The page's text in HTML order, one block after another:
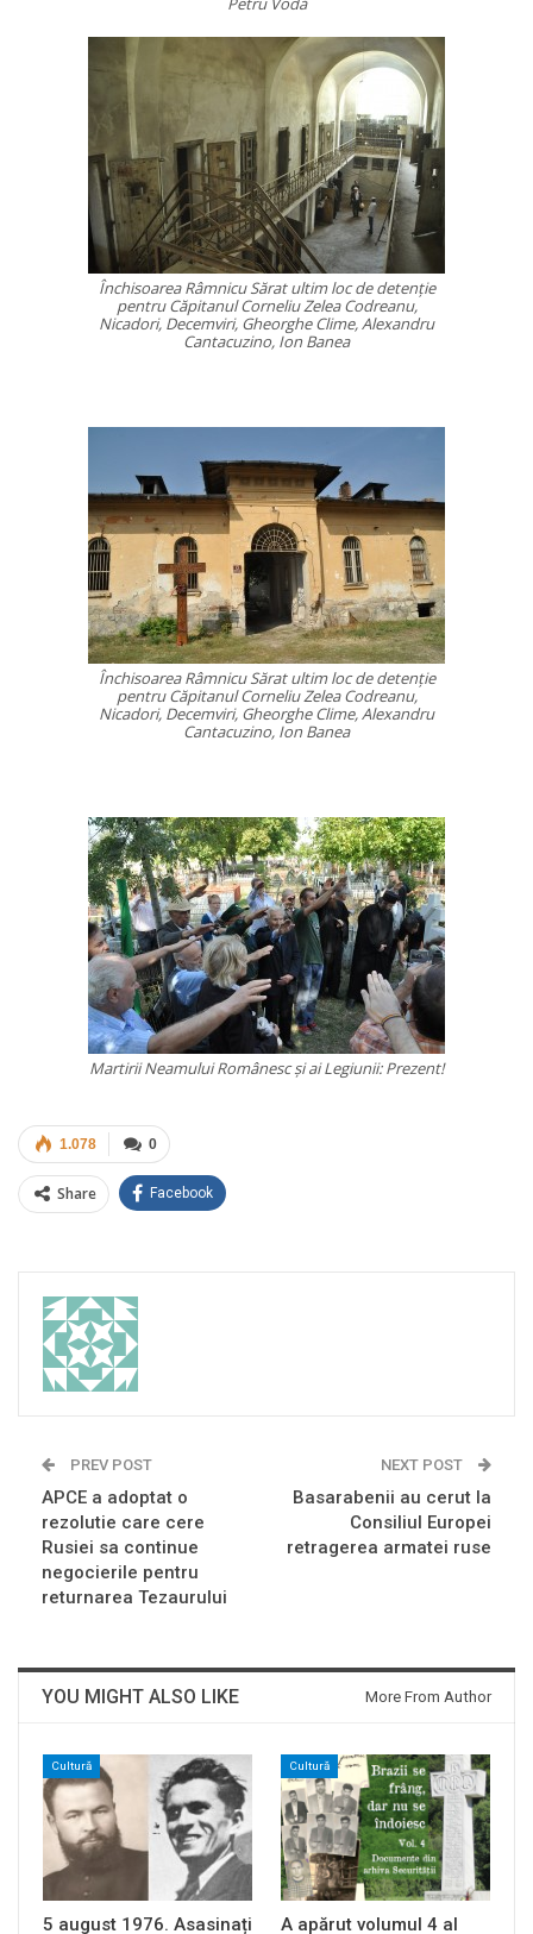
Închisoarea Râmnicu Sărat ultim loc de detenţie
pentru Căpitanul Corneliu Zelea Codreanu,
Nicadori, Decemviri, Gheorghe Clime, Alexandru
Cantacuzino, Ion Banea
Închisoarea Râmnicu Sărat ultim loc de detenţie
pentru Căpitanul Corneliu Zelea Codreanu,
Nicadori, Decemviri, Gheorghe Clime, Alexandru
Cantacuzino, Ion Banea
Martirii Neamului Românesc şi ai Legiunii: Prezent!
0
1.078
Share Facebook
PREV POST
APCE a adoptat o
rezolutie care cere
Rusiei sa continue
negocierile pentru
returnarea Tezaurului
NEXT POST
Basarabenii au cerut la
Consiliul Europei
retragerea armatei ruse
YOU MIGHT ALSO LIKE More From Author
Cultură
5 august 1976. Asasinați
Cultură
A apărut volumul 4 al